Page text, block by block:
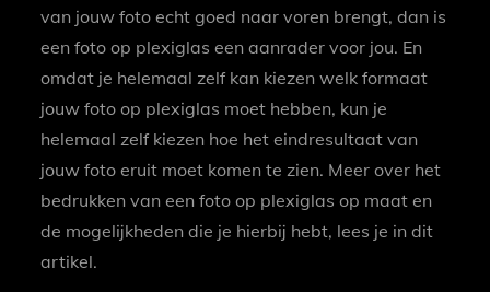
van jouw foto echt goed naar voren brengt, dan is
een foto op plexiglas een aanrader voor jou. En
omdat je helemaal zelf kan kiezen welk formaat
jouw foto op plexiglas moet hebben, kun je
helemaal zelf kiezen hoe het eindresultaat van
jouw foto eruit moet komen te zien. Meer over het
bedrukken van een foto op plexiglas op maat en
de mogelijkheden die je hierbij hebt, lees je in dit
artikel.